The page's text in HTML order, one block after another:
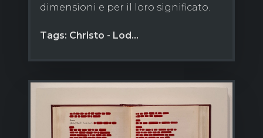
dimensioni e per il loro significato.
Tags: Christo - Lod...